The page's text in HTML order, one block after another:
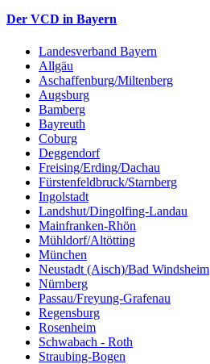
Der VCD in Bayern
Landesverband Bayern
Allgäu
Aschaffenburg/Miltenberg
Augsburg
Bamberg
Bayreuth
Coburg
Deggendorf
Freising/Erding/Dachau
Fürstenfeldbruck/Starnberg
Ingolstadt
Landshut/Dingolfing-Landau
Mainfranken-Rhön
Mühldorf/Altötting
München
Neustadt (Aisch)/Bad Windsheim
Nürnberg
Passau/Freyung-Grafenau
Regensburg
Rosenheim
Schwabach - Roth
Straubing-Bogen